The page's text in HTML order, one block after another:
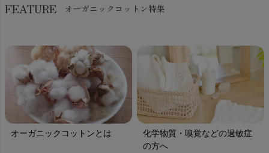
FEATURE オーガニックコットン特集
オーガニックコットンとは
化学物質・嗅覚などの過敏症
の方へ